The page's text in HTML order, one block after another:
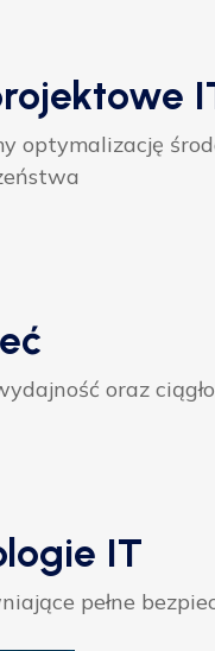
oraz
IT
pełne